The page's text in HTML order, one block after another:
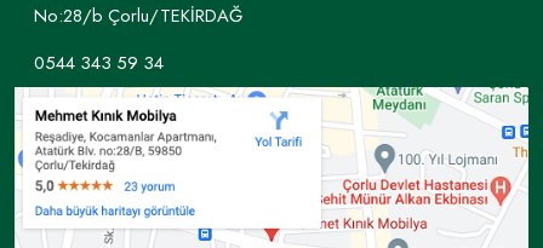
No:28/b Çorlu/TEKİRDAĞ
0544 343 59 34